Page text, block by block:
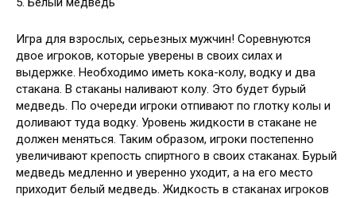
Игра для взрослых, серьезных мужчин! Соревнуются
двое игроков, которые уверены в своих силах и
выдержке. Необходимо иметь кока-колу, водку и два
стакана. В стаканы наливают колу. Это будет бурый
медведь. По очереди игроки отпивают по глотку колы и
доливают туда водку. Уровень жидкости в стакане не
должен меняться. Таким образом, игроки постепенно
увеличивают крепость спиртного в своих стаканах. Бурый
медведь медленно и уверенно уходит, а на его место
приходит белый медведь. Жидкость в стаканах игроков